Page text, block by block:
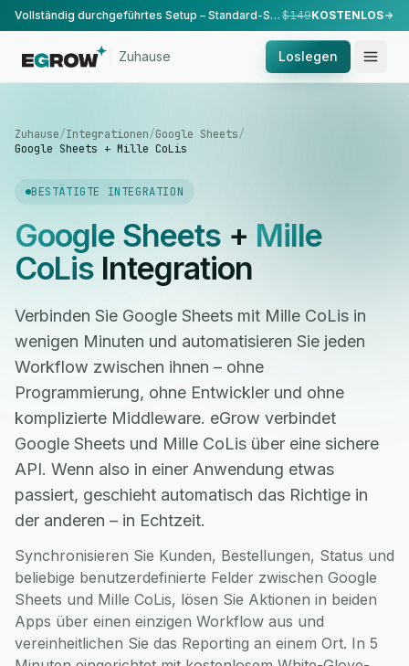
Vollständig durchgeführtes Setup – Standard-Setup, durchgeführt von unserem Team. $149KOSTENLOS
Zuhause Loslegen
Zuhause/Integrationen/Google Sheets/
Google Sheets + Mille CoLis
BESTÄTIGTE INTEGRATION
Google Sheets+ Mille
CoLisIntegration
Verbinden Sie Google Sheets mit Mille CoLis in
wenigen Minuten und automatisieren Sie jeden
Workflow zwischen ihnen – ohne
Programmierung, ohne Entwickler und ohne
komplizierte Middleware. eGrow verbindet
Google Sheets und Mille CoLis über eine sichere
API. Wenn also in einer Anwendung etwas
passiert, geschieht automatisch das Richtige in
der anderen – in Echtzeit.
Synchronisieren Sie Kunden, Bestellungen, Status und
beliebige benutzerdefinierte Felder zwischen Google
Sheets und Mille CoLis, lösen Sie Aktionen in beiden
Apps über einen einzigen Workflow aus und
vereinheitlichen Sie das Reporting an einem Ort. In 5